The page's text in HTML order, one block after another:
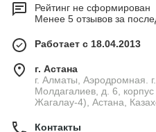
Рейтинг не сформирован
Менее 5 отзывов за
Работает с 18.04.2013
г. Астана
г. Алматы, Аэродромная.
Молдагалиев, д. 6, корпус
Жагалау-4), Астана,
Контакты